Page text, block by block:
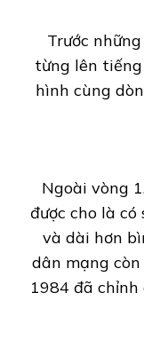
Trước
từng lên
hình cùng
Ngoài vòng
được cho là
và dài hơn
dân mạng
1984 đã